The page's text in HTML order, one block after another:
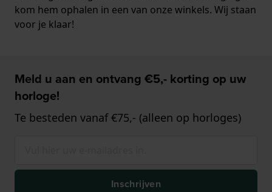
kom hem ophalen in een van onze winkels. Wij staan
voor je klaar!
Meld u aan en ontvang €5,- korting op uw
horloge!
Te besteden vanaf €75,- (alleen op horloges)
Inschrijven